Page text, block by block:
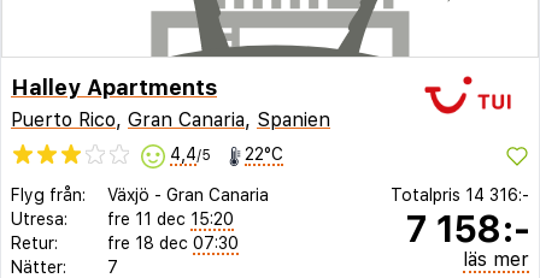
Halley Apartments
Puerto Rico, Gran Canaria, Spanien
4,4/5 22°C
Flyg från: Växjö - Gran Canaria
Utresa:
fre 11 dec 15:20
Retur:
fre 18 dec 07:30
Nätter:
7
Totalpris 14 316:-
7 158:-
läs mer